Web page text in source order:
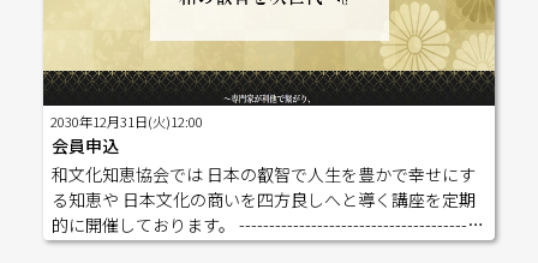
８０円」（志絆経営講座を受けていない、または６章ま
で未終了の方） ・志絆パートナー(トライアル)アンバサダ
ー)「会費：月４,９８０円」（志絆経営講座６章まで終了
している方） &lt;会員期間は月次請求とさせていただきま
すが、研修システムの関係上、最低６か月以上の継続を
お願いしております。&gt; ＊本フォームに参加申込いた
だいた方には、メールにて会員費支払用のURLを送付させ
ていただきます。 会員規約をご覧いただき同意願いま
す。 以下のURLより会員規約をお読みいただき、 同意は
2030年12月31日(火)12:00
会員申込
和文化知恵協会では 日本の叡智で人生を豊かで幸せにす
る知恵や 日本文化の商いを四方良しへと導く講座を定期
的に開催しております。 -----------------------------------------
------ ご希望の会員をお選びください 各会員の特色を活か